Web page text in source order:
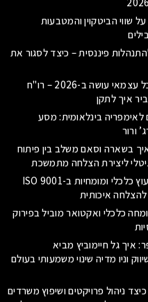
תחזית ל-2026 על שווי הביטקוין והמטבעות
פיננסית – כיצד לסגור את
5 טעויות מס שכל עצמאי עושה ב-2026 – רו"ח
איך לתקן
לאימפריה בינלאומית: מסע
ורור
בשארה וסאם משלב בין פיתוח
ליצירת הצלחה מתמשכת
חמדאן ג'לולי: ייעוץ כלכלי ומומחיות ב-ISO 9001
איכותית
כלכלי ואקטואר מוביל בפירוק
איך גל חיימוביץ מביא
וניו מדיה שינוי משמעותי בעולם
ניהול פרויקטים ושיפוץ משרדים